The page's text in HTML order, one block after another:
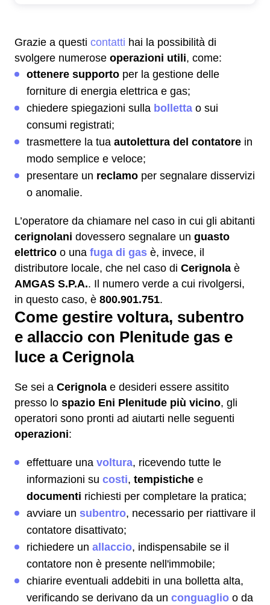
Grazie a questi contatti hai la possibilità di
svolgere numerose operazioni utili, come:
ottenere supporto per la gestione delle
forniture di energia elettrica e gas;
chiedere spiegazioni sulla bolletta o sui
consumi registrati;
trasmettere la tua autolettura del contatore in
modo semplice e veloce;
presentare un reclamo per segnalare disservizi
o anomalie.
L’operatore da chiamare nel caso in cui gli abitanti
cerignolani dovessero segnalare un guasto
elettrico o una fuga di gas è, invece, il
distributore locale, che nel caso di Cerignola è
AMGAS S.P.A.. Il numero verde a cui rivolgersi,
in questo caso, è 800.901.751.
Come gestire voltura, subentro
e allaccio con Plenitude gas e
luce a Cerignola
Se sei a Cerignola e desideri essere assitito
presso lo spazio Eni Plenitude più vicino, gli
operatori sono pronti ad aiutarti nelle seguenti
operazioni:
effettuare una voltura, ricevendo tutte le
informazioni su costi, tempistiche e
documenti richiesti per completare la pratica;
avviare un subentro, necessario per riattivare il
contatore disattivato;
richiedere un allaccio, indispensabile se il
contatore non è presente nell'immobile;
chiarire eventuali addebiti in una bolletta alta,
verificando se derivano da un conguaglio o da